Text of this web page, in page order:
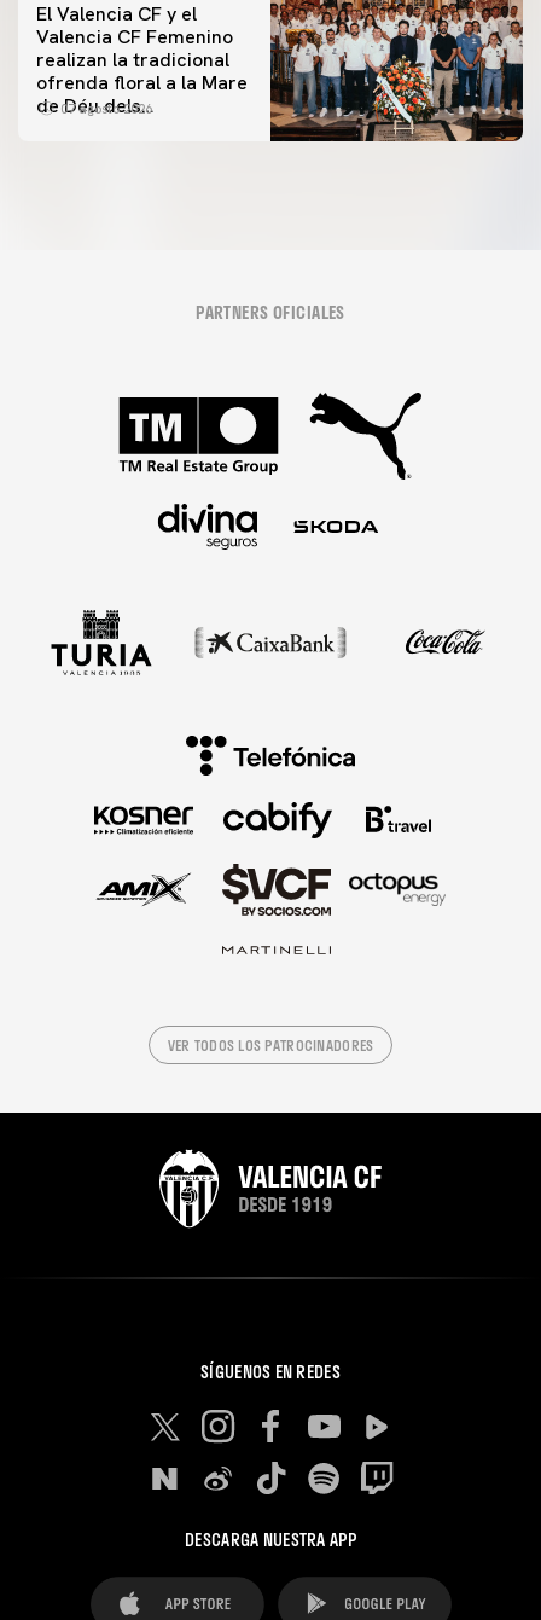
El Valencia CF y el
Valencia CF Femenino
realizan la tradicional
ofrenda floral a la Mare
de Déu dels
07 agosto 2026
PARTNERS OFICIALES
VER TODOS LOS PATROCINADORES
SÍGUENOS EN REDES
DESCARGA NUESTRA APP